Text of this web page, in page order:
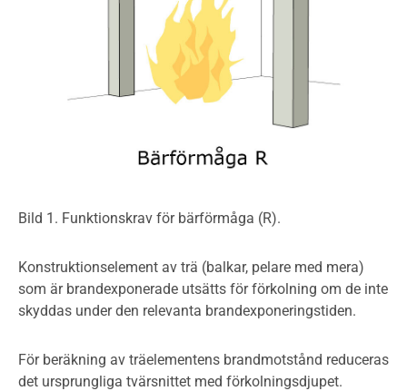
Bild 1. Funktionskrav för bärförmåga (R).
Konstruktionselement av trä (balkar, pelare med mera)
som är brandexponerade utsätts för förkolning om de inte
skyddas under den relevanta brandexponeringstiden.
För beräkning av träelementens brandmotstånd reduceras
det ursprungliga tvärsnittet med förkolningsdjupet.